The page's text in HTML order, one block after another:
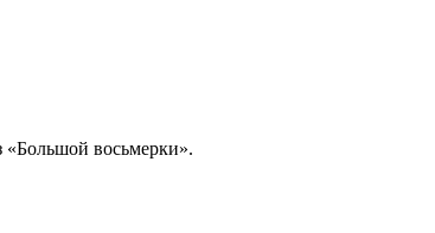
восьмерки».